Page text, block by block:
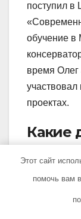
поступил в
обучение в
время Олег
проектах.
Какие
Олега
Олег
Этот сайт
помочь вам